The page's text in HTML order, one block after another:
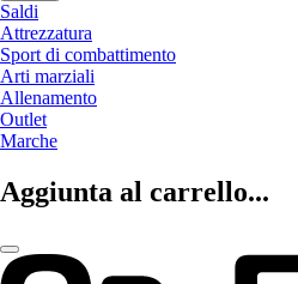
Saldi
Attrezzatura
Sport di combattimento
Arti marziali
Allenamento
Outlet
Marche
Aggiunta al carrello...